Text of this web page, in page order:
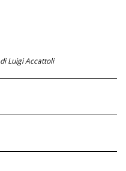
di Luigi Accattoli